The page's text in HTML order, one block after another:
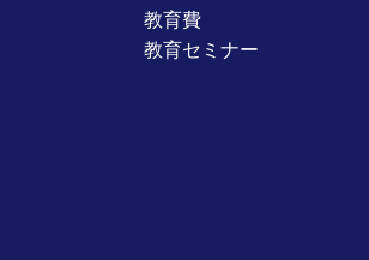
教育費
教育セミナー